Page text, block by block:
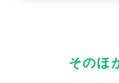
そのほ